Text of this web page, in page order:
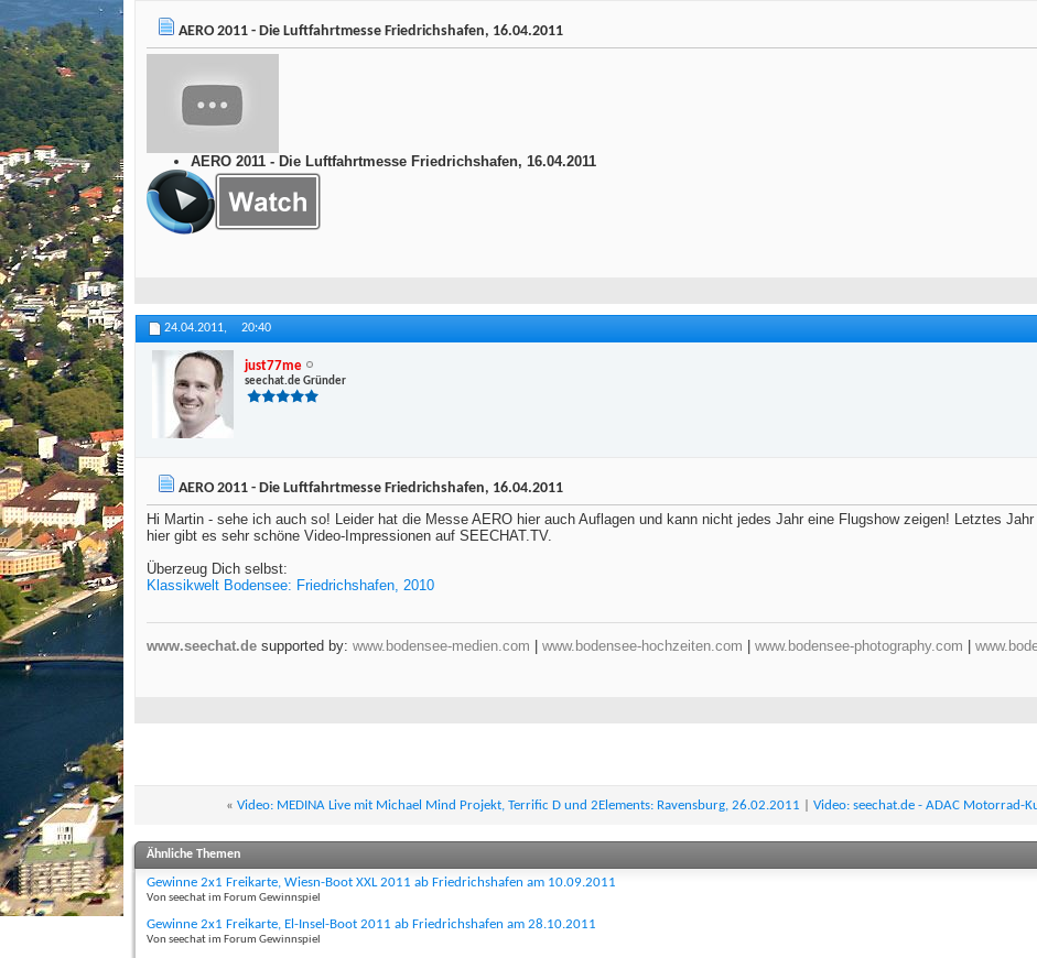
AERO 2011 - Die Luftfahrtmesse Friedrichshafen, 16.04.2011
AERO 2011 - Die Luftfahrtmesse Friedrichshafen, 16.04.2011
24.04.2011, 20:40
just77me
seechat.de Gründer
AERO 2011 - Die Luftfahrtmesse Friedrichshafen, 16.04.2011
Hi Martin - sehe ich auch so! Leider hat die Messe AERO hier auch Auflagen und kann nicht jedes Jahr eine Flugshow zeigen! Letztes
hier gibt es sehr schöne Video-Impressionen auf SEECHAT.TV.
Überzeug Dich selbst:
Klassikwelt Bodensee: Friedrichshafen, 2010
www.seechat.de supported by: www.bodensee-medien.com www.bodensee-hochzeiten.com www.bodensee-photography.com
« Video: MEDINA Live mit Michael Mind Projekt, Terrific D und 2Elements: Ravensburg, 26.02.2011 Video: seechat.de - ADAC Motorrad-
Ähnliche Themen
Gewinne 2x1 Freikarte, Wiesn-Boot XXL 2011 ab Friedrichshafen am 10.09.2011
Von seechat im Forum Gewinnspiel
Gewinne 2x1 Freikarte, El-Insel-Boot 2011 ab Friedrichshafen am 28.10.2011
Von seechat im Forum Gewinnspiel